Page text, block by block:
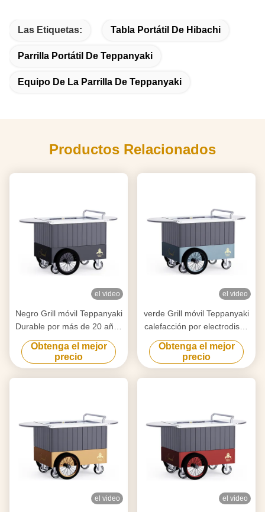
Las Etiquetas: Tabla Portátil De Hibachi
Parrilla Portátil De Teppanyaki
Equipo De La Parrilla De Teppanyaki
Productos Relacionados
el video
Negro Grill móvil Teppanyaki
Durable por más de 20 años
tabla de grado alimenticio
Hibachi Grill Table
Obtenga el mejor
precio
el video
verde Grill móvil Teppanyaki
calefacción por electrodisco
Libre movimiento tabla de
calidad alimentaria Hibachi
Grill Table
Obtenga el mejor
precio
el video el video